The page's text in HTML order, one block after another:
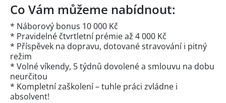
Co Vám můžeme nabídnout:
* Náborový bonus 10 000 Kč
* Pravidelné čtvrtletní prémie až 4 000 Kč
* Příspěvek na dopravu, dotované stravování i pitný
režim
* Volné víkendy, 5 týdnů dovolené a smlouvu na dobu
neurčitou
* Kompletní zaškolení – tuhle práci zvládne i
absolvent!